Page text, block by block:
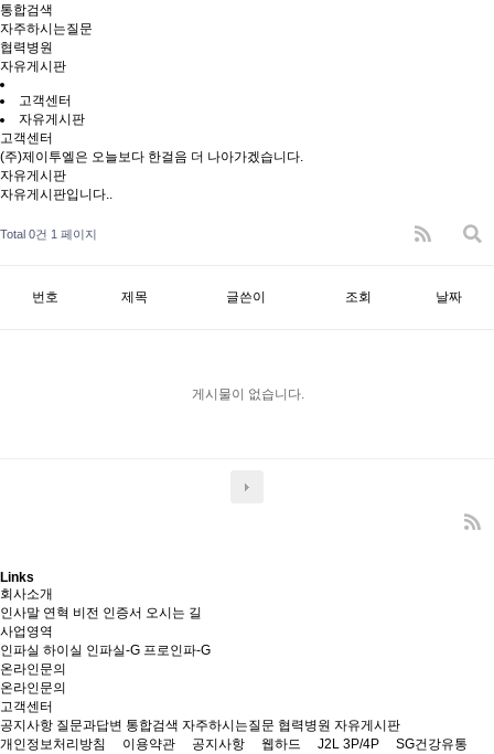
통합검색
자주하시는질문
협력병원
자유게시판
고객센터
자유게시판
고객센터
(주)제이투엘은 오늘보다 한걸음 더 나아가겠습니다.
자유게시판
자유게시판입니다..
Total 0건 1 페이지
번호 제목 글쓴이 조회 날짜
게시물이 없습니다.
Links
회사소개
인사말 연혁 비전 인증서 오시는 길
사업영역
인파실 하이실 인파실-G 프로인파-G
온라인문의
온라인문의
고객센터
공지사항 질문과답변 통합검색 자주하시는질문 협력병원 자유게시판
개인정보처리방침
이용약관 공지사항 웹하드 J2L 3P/4P SG건강유통